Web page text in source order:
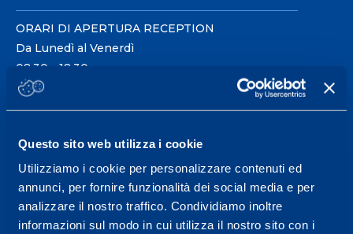
Questo sito web utilizza i cookie
Utilizziamo i cookie per personalizzare contenuti ed
annunci, per fornire funzionalità dei social media e per
analizzare il nostro traffico. Condividiamo inoltre
informazioni sul modo in cui utilizza il nostro sito con i
ORARI DI APERTURA RECEPTION
Da Lunedì al Venerdì
08.30 - 18.30
Centro servizi per l'alta
prestazione ed il
wellness.
Maggiori informazioni